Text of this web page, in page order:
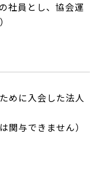
社員とし、協会運
めに入会した法人
関与できません）